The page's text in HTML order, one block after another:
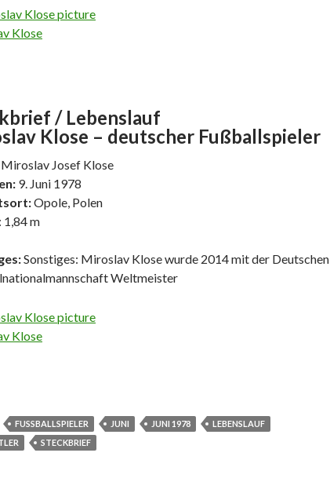
Klose
/ Lebenslauf
Klose – deutscher Fußballspieler
Miroslav Josef Klose
9. Juni 1978
Opole, Polen
: 1,84 m
Sonstiges: Miroslav Klose wurde 2014 mit der Deutschen
Weltmeister
Klose
FUSSBALLSPIELER JUNI JUNI 1978
LEBENSLAUF
STECKBRIEF